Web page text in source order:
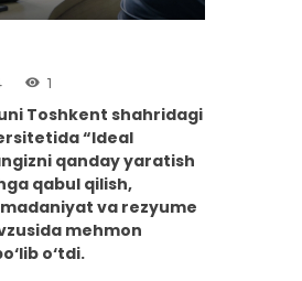
1
Toshkent shahridagi
“Ideal
qanday yaratish
qabul qilish,
va rezyume
mehmon
o‘tdi.